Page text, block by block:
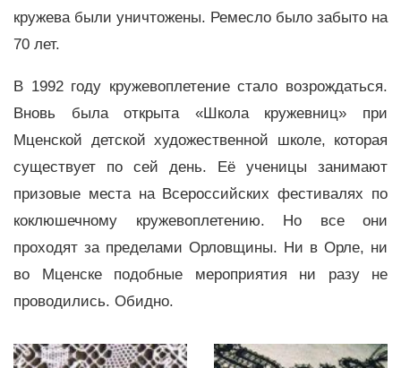
кружева были уничтожены. Ремесло было забыто на
70 лет.
В 1992 году кружевоплетение стало возрождаться.
Вновь была открыта «Школа кружевниц» при
Мценской детской художественной школе, которая
существует по сей день. Её ученицы занимают
призовые места на Всероссийских фестивалях по
коклюшечному кружевоплетению. Но все они
проходят за пределами Орловщины. Ни в Орле, ни
во Мценске подобные мероприятия ни разу не
проводились. Обидно.